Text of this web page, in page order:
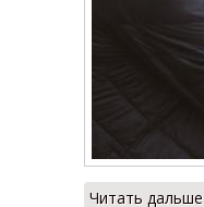
Читать